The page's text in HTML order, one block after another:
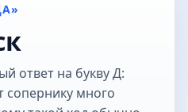
ответ на букву Д:
сопернику много